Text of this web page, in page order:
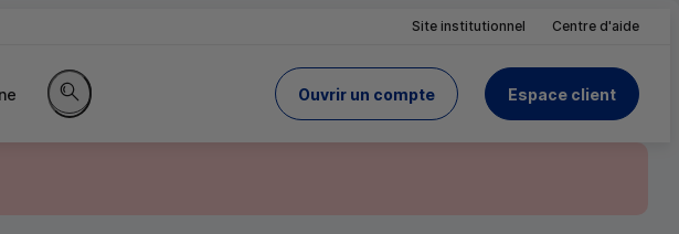
Site institutionnel Centre d'aide
Rechercher sur le site
Ouvrir un compte
du Crédit Mutuel Espace client